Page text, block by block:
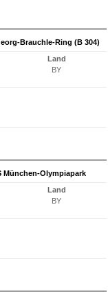
Brauchle-Ring (B 304)
Land
BY
München-Olympiapark
Land
BY